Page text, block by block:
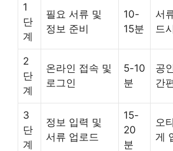
1
단
계
필요 서류 및
정보 준비
10-
15분
서
드
2
단
계
온라인 접속 및
로그인
5-10
분
공
간
3
단
계
정보 입력 및
서류 업로드
15-
20
분
오
게